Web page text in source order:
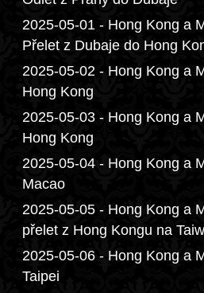
2025-05-01 - Hong Kong a
Přelet z Dubaje do Hong
2025-05-02 - Hong Kong a
Hong Kong
2025-05-03 - Hong Kong a
Hong Kong
2025-05-04 - Hong Kong a
Macao
2025-05-05 - Hong Kong a
přelet z Hong Kongu na
2025-05-06 - Hong Kong a
Taipei